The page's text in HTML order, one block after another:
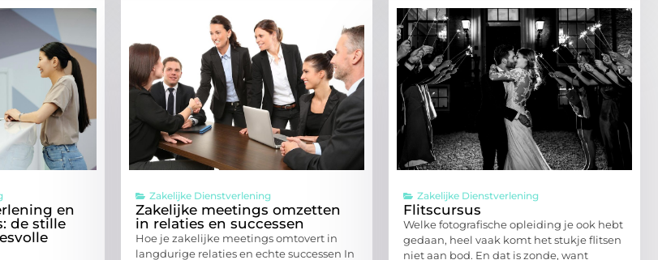
en
de stille
Zakelijke Dienstverlening
Zakelijke meetings omzetten
in relaties en successen
Hoe je zakelijke meetings omtovert in
langdurige relaties en echte successen In
Zakelijke Dienstverlening
Flitscursus
Welke fotografische opleiding je ook hebt
gedaan, heel vaak komt het stukje flitsen
niet aan bod. En dat is zonde, want